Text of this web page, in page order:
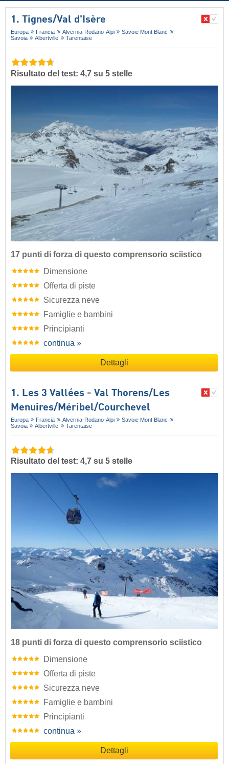
1. Tignes/​Val d'Isère
Europa Francia Alvernia-Rodano-Alpi
Savoie Mont Blanc
Savoia
Albertville Tarentaise
Risultato del test: 4,7 su 5 stelle
17 punti di forza di questo comprensorio sciistico
Dimensione
Offerta di piste
Sicurezza neve
Famiglie e bambini
Principianti
continua »
Dettagli
1. Les 3 Vallées - Val Thorens/​Les
Menuires/​Méribel/​Courchevel
Europa Francia Alvernia-Rodano-Alpi
Savoie Mont Blanc
Savoia
Albertville Tarentaise
Risultato del test: 4,7 su 5 stelle
18 punti di forza di questo comprensorio sciistico
Dimensione
Offerta di piste
Sicurezza neve
Famiglie e bambini
Principianti
continua »
Dettagli